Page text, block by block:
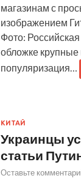
магазинам с
изображением
Фото:
обложке крупные
популяризация…
КИТАЙ
Украинцы
статьи
Оставьте